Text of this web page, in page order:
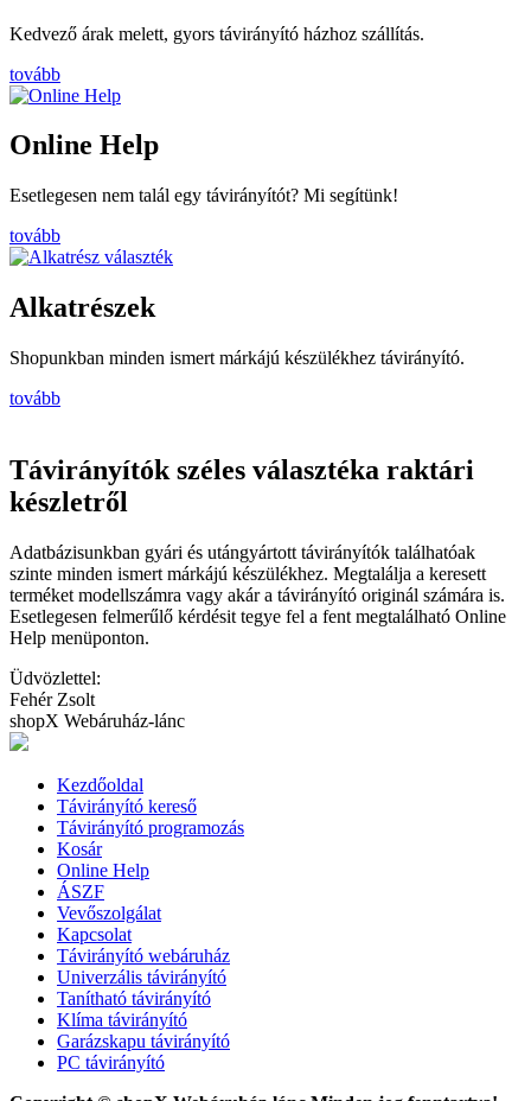
Kedvező árak melett, gyors távirányító házhoz szállítás.
tovább
Online Help
Esetlegesen nem talál egy távirányítót? Mi segítünk!
tovább
Alkatrészek
Shopunkban minden ismert márkájú készülékhez távirányító.
tovább
Távirányítók széles választéka raktári
készletről
Adatbázisunkban gyári és utángyártott távirányítók találhatóak
szinte minden ismert márkájú készülékhez. Megtalálja a keresett
terméket modellszámra vagy akár a távirányító originál számára is.
Esetlegesen felmerűlő kérdésit tegye fel a fent megtalálható Online
Help menüponton.
Üdvözlettel:
Fehér Zsolt
shopX Webáruház-lánc
Kezdőoldal
Távirányító kereső
Távirányító programozás
Kosár
Online Help
ÁSZF
Vevőszolgálat
Kapcsolat
Távirányító webáruház
Univerzális távirányító
Tanítható távirányító
Klíma távirányító
Garázskapu távirányító
PC távirányító